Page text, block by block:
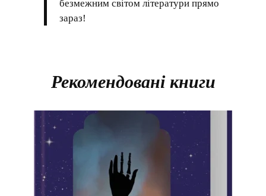
безмежним світом літератури прямо
зараз!
Рекомендовані книги